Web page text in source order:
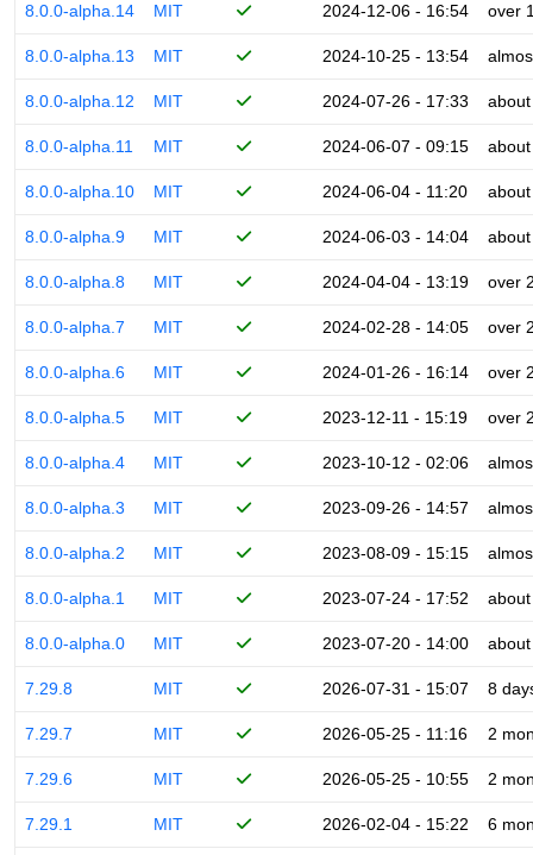
8.0.0-alpha.14 MIT 2024-12-06 - 16:54 over
8.0.0-alpha.13 MIT 2024-10-25 - 13:54
8.0.0-alpha.12 MIT 2024-07-26 - 17:33
8.0.0-alpha.11 MIT 2024-06-07 - 09:15
8.0.0-alpha.10 MIT 2024-06-04 - 11:20
8.0.0-alpha.9 MIT 2024-06-03 - 14:04
8.0.0-alpha.8 MIT 2024-04-04 - 13:19 over
8.0.0-alpha.7 MIT 2024-02-28 - 14:05 over
8.0.0-alpha.6 MIT 2024-01-26 - 16:14 over
8.0.0-alpha.5 MIT 2023-12-11 - 15:19 over
8.0.0-alpha.4 MIT 2023-10-12 - 02:06
8.0.0-alpha.3 MIT 2023-09-26 - 14:57
8.0.0-alpha.2 MIT 2023-08-09 - 15:15
8.0.0-alpha.1 MIT 2023-07-24 - 17:52
8.0.0-alpha.0 MIT 2023-07-20 - 14:00
7.29.8 MIT 2026-07-31 - 15:07 8
7.29.7 MIT 2026-05-25 - 11:16 2
7.29.6 MIT 2026-05-25 - 10:55 2
7.29.1 MIT 2026-02-04 - 15:22 6